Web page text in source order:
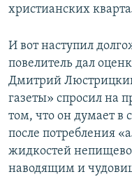
христианских
И вот наступил
повелитель дал
Дмитрий
газеты» спросил на
том, что он думает в
после потребления
жидкостей
наводящим и